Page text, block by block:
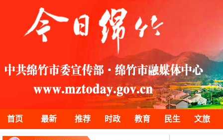
首页 最新 推荐 时政 教育 民生 文旅